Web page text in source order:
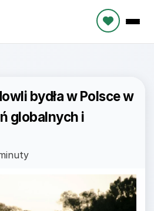
bydła w Polsce w
globalnych i